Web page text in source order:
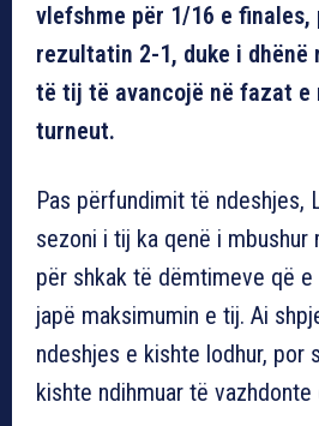
vlefshme për 1/16 e finales,
rezultatin 2-1, duke i dhënë
të tij të avancojë në fazat e
turneut.
Pas përfundimit të ndeshjes,
sezoni i tij ka qenë i mbushur
për shkak të dëmtimeve që e
japë maksimumin e tij. Ai
ndeshjes e kishte lodhur, por
kishte ndihmuar të